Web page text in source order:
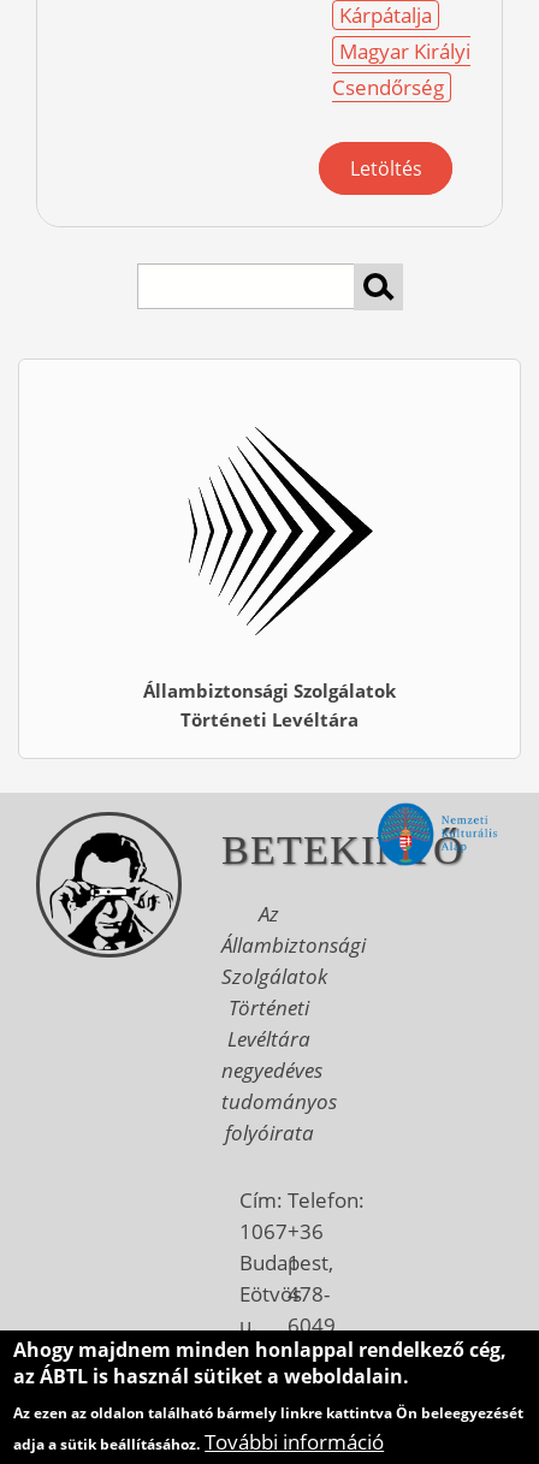
Kárpátalja
Magyar Királyi
Csendőrség
Letöltés
Állambiztonsági Szolgálatok
Történeti Levéltára
BETEKINTŐ
Az
Állambiztonsági
Szolgálatok
Történeti
Levéltára
negyedéves
tudományos
folyóirata
Cím:
1067
Budapest,
Eötvös
u.
7.
Postacím:
1410
Budapest,
Telefon:
+36
1
478-
6049
Email:
betekinto@abtl.hu
Ahogy majdnem minden honlappal rendelkező cég,
az ÁBTL is használ sütiket a weboldalain.
Az ezen az oldalon található bármely linkre kattintva Ön beleegyezését
adja a sütik beállításához. További információ